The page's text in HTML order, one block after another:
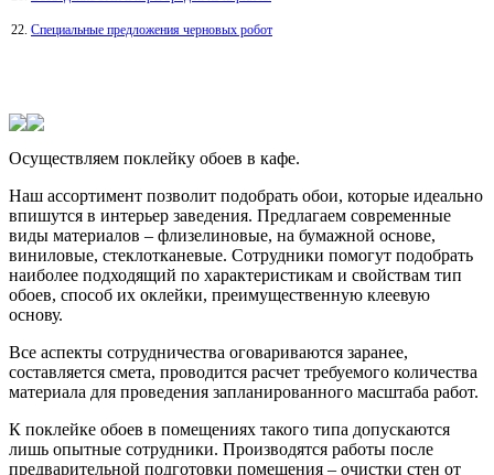
22. Специальные предложения черновых робот
Осуществляем поклейку обоев в кафе.
Наш ассортимент позволит подобрать обои, которые идеально
впишутся в интерьер заведения. Предлагаем современные
виды материалов – флизелиновые, на бумажной основе,
виниловые, стеклотканевые. Сотрудники помогут подобрать
наиболее подходящий по характеристикам и свойствам тип
обоев, способ их оклейки, преимущественную клеевую
основу.
Все аспекты сотрудничества оговариваются заранее,
составляется смета, проводится расчет требуемого количества
материала для проведения запланированного масштаба работ.
К поклейке обоев в помещениях такого типа допускаются
лишь опытные сотрудники. Производятся работы после
предварительной подготовки помещения – очистки стен от